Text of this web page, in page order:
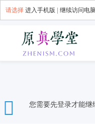
请选择 进入手机版 继续访问电
您需要先登录才能继